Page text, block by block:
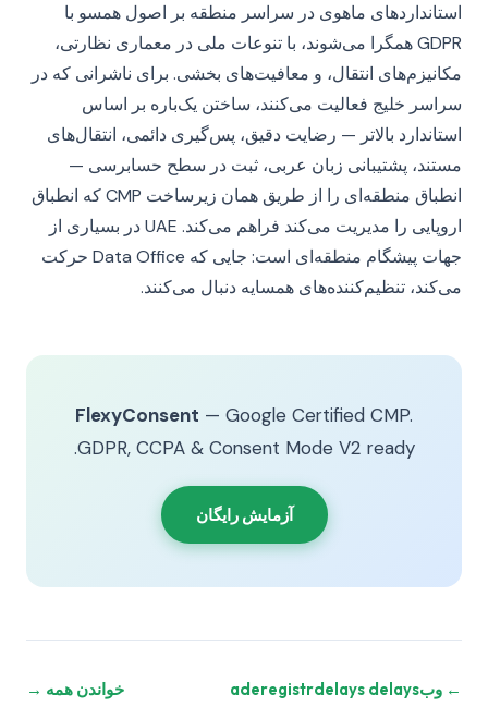
استانداردهای ماهوی در سراسر منطقه بر اصول همسو با
GDPR همگرا می‌شوند، با تنوعات ملی در معماری نظارتی،
مکانیزم‌های انتقال، و معافیت‌های بخشی. برای ناشرانی که در
سراسر خلیج فعالیت می‌کنند، ساختن یک‌باره بر اساس
استاندارد بالاتر — رضایت دقیق، پس‌گیری دائمی، انتقال‌های
مستند، پشتیبانی زبان عربی، ثبت در سطح حسابرسی —
انطباق منطقه‌ای را از طریق همان زیرساخت CMP که انطباق
اروپایی را مدیریت می‌کند فراهم می‌کند. UAE در بسیاری از
جهات پیشگام منطقه‌ای است: جایی که Data Office حرکت
می‌کند، تنظیم‌کننده‌های همسایه دنبال می‌کنند.
FlexyConsent — Google Certified CMP.
GDPR, CCPA & Consent Mode V2 ready.
آزمایش رایگان
← وبaderegistrdelays delays خواندن همه →